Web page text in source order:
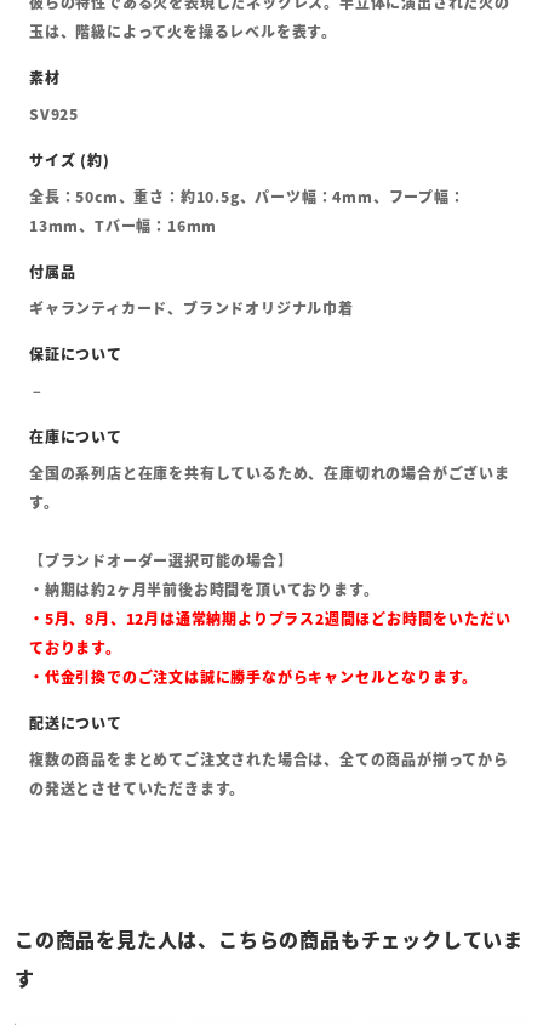
玉は、階級によって火を操るレベルを表す。
SV925
全長：50cm、重さ：約10.5g、パーツ幅：4mm、フープ幅：
13mm、Tバー幅：16mm
ギャランティカード、ブランドオリジナル巾着
全国の系列店と在庫を共有しているため、在庫切れの場合がございま
す。
【ブランドオーダー選択可能の場合】
・納期は約2ヶ月半前後お時間を頂いております。
・5月、8月、12月は通常納期よりプラス2週間ほどお時間をいただい
ております。
・代金引換でのご注文は誠に勝手ながらキャンセルとなります。
複数の商品をまとめてご注文された場合は、全ての商品が揃ってから
の発送とさせていただきます。
この商品を見た人は、こちらの商品もチェックしていま
す